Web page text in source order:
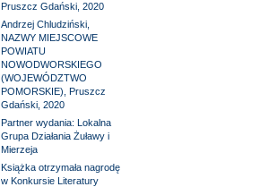
Pruszcz Gdański, 2020
Andrzej Chludziński,
NAZWY MIEJSCOWE
POWIATU
NOWODWORSKIEGO
(WOJEWÓDZTWO
POMORSKIE), Pruszcz
Gdański, 2020
Partner wydania: Lokalna
Grupa Działania Żuławy i
Mierzeja
Książka otrzymała nagrodę
w Konkursie Literatury